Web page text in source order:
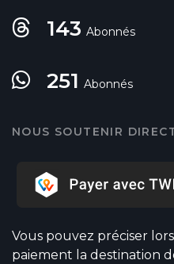
143 Abonnés
251 Abonnés
NOUS SOUTENIR
Vous pouvez préciser
paiement la destination